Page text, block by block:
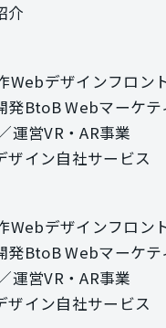
介
Webデザイン
Webデザイン
フロン
フロン
発
発
BtoB Webマーケテ
BtoB Webマーケテ
運営
運営
VR・AR事業
VR・AR事業
ザイン
イン
自社サービス
Webデザイン
Webデザイン
フロン
フロン
発
発
BtoB Webマーケテ
BtoB Webマーケテ
運営
運営
VR・AR事業
VR・AR事業
ザイン自社サービス